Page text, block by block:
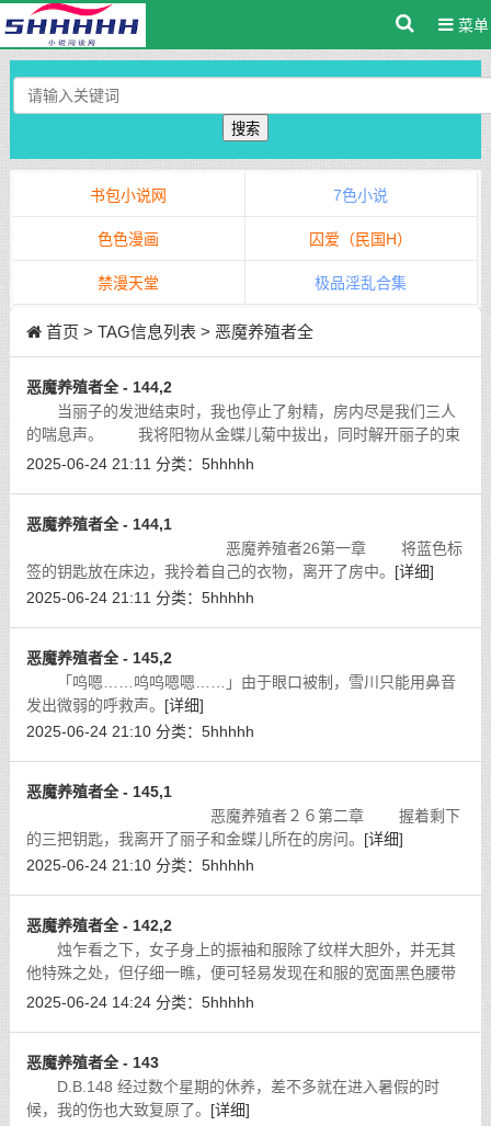
菜单
搜索
书包小说网 7色小说
色色漫画 囚爱（民国H）
禁漫天堂 极品淫乱合集
首页 > TAG信息列表 > 恶魔养殖者全
恶魔养殖者全 - 144,2
当丽子的发泄结束时，我也停止了射精，房内尽是我们三人
的喘息声。 我将阳物从金蝶儿菊中拔出，同时解开丽子的束
缚。[详细]
2025-06-24 21:11 分类： 5hhhhh
恶魔养殖者全 - 144,1
恶魔养殖者26第一章 将蓝色标
签的钥匙放在床边，我拎着自己的衣物，离开了房中。 [详细]
2025-06-24 21:11 分类： 5hhhhh
恶魔养殖者全 - 145,2
「呜嗯……呜呜嗯嗯……」由于眼口被制，雪川只能用鼻音
发出微弱的呼救声。 [详细]
2025-06-24 21:10 分类： 5hhhhh
恶魔养殖者全 - 145,1
恶魔养殖者２６第二章 握着剩下
的三把钥匙，我离开了丽子和金蝶儿所在的房问。 [详细]
2025-06-24 21:10 分类： 5hhhhh
恶魔养殖者全 - 142,2
烛乍看之下，女子身上的振袖和服除了纹样大胆外，并无其
他特殊之处，但仔细一瞧，便可轻易发现在和服的宽面黑色腰带
以下，连一吋裙襬也无，女子的和服就像在腰际被剪断，她白哲
2025-06-24 14:24 分类： 5hhhhh
恶魔养殖者全 - 143
D.B.148 经过数个星期的休养，差不多就在进入暑假的时
候，我的伤也大致复原了。 [详细]